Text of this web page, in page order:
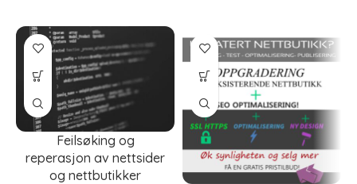
Feilsøking og
reperasjon av nettsider
og nettbutikker